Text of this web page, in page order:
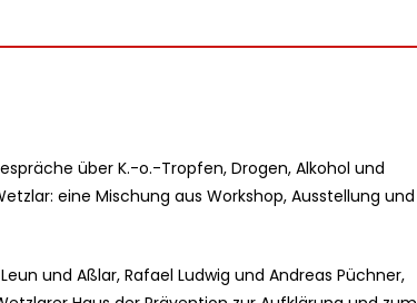
über K.-o.-Tropfen, Drogen, Alkohol und
eine Mischung aus Workshop, Ausstellung und
und Aßlar, Rafael Ludwig und Andreas Püchner,